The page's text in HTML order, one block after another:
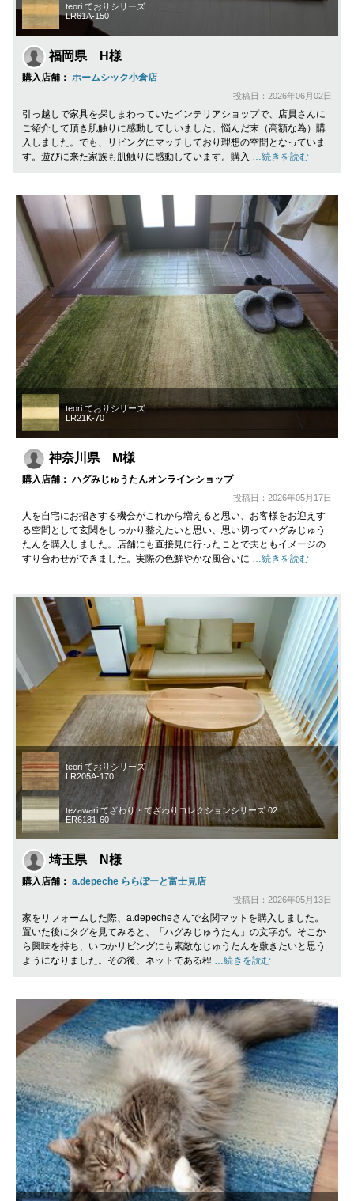
teori ておりシリーズ
LR61A-150
福岡県 H様
購入店舗： ホームシック小倉店
投稿日：2026年06月02日
引っ越しで家具を探しまわっていたインテリアショップで、店員さんに
ご紹介して頂き肌触りに感動してしいました。悩んだ末（高額な為）購
入しました。でも、リビングにマッチしており理想の空間となっていま
す。遊びに来た家族も肌触りに感動しています。購入 …続きを読む
teori ておりシリーズ
LR21K-70
神奈川県 M様
購入店舗： ハグみじゅうたんオンラインショップ
投稿日：2026年05月17日
人を自宅にお招きする機会がこれから増えると思い、お客様をお迎えす
る空間として玄関をしっかり整えたいと思い、思い切ってハグみじゅう
たんを購入しました。店舗にも直接見に行ったことで夫ともイメージの
すり合わせができました。実際の色鮮やかな風合いに …続きを読む
teori ておりシリーズ
LR205A-170
tezawari てざわり・てざわりコレクションシリーズ 02
ER6181-60
埼玉県 N様
購入店舗： a.depeche ららぽーと富士見店
投稿日：2026年05月13日
家をリフォームした際、a.depecheさんで玄関マットを購入しました。
置いた後にタグを見てみると、「ハグみじゅうたん」の文字が。そこか
ら興味を持ち、いつかリビングにも素敵なじゅうたんを敷きたいと思う
ようになりました。その後、ネットである程 …続きを読む